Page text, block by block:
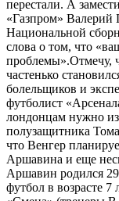
перестали. А
«Газпром» Валерий
Национальной
слова о том, что
проблемы».Отмечу,
частенько
болельщиков и
футболист
лондонцам нужно
полузащитника
что Венгер
Аршавина и еще
Аршавин родился
футбол в возрасте